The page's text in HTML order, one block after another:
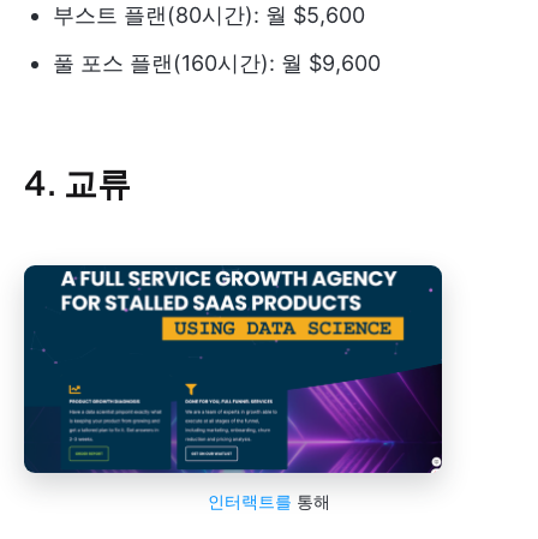
부스트 플랜(80시간): 월 $5,600
풀 포스 플랜(160시간): 월 $9,600
4. 교류
인터랙트를 통해